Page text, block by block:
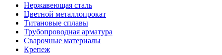
Нержавеющая сталь
Цветной металлопрокат
Титановые сплавы
Трубопроводная арматура
Сварочные материалы
Крепеж